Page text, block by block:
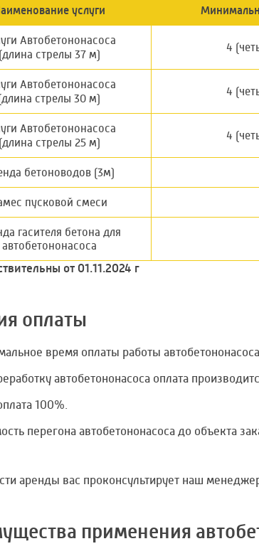
услуги
Автобетононасоса
(длина стрелы 37 м)
4
Автобетононасоса
стрелы 30 м)
4
Автобетононасоса
(длина стрелы 25 м)
4
бетоноводов (3м)
пусковой смеси
гасителя бетона для
автобетононасоса
от 01.11.2024 г
оплаты
время оплаты работы
автобетононасоса оплата
100%.
перегона автобетононасоса до объекта
аренды вас проконсультирует наш
применения